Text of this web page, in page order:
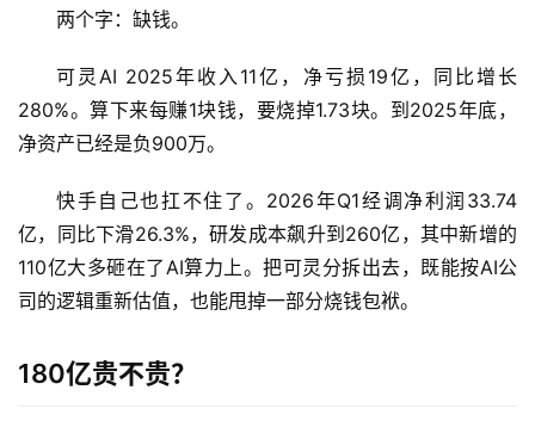
I
两个字：缺钱。
可灵AI 2025年收入11亿，净亏损19亿，同比增长
280%。算下来每赚1块钱，要烧掉1.73块。到2025年底，
净资产已经是负900万。
快手自己也扛不住了。2026年Q1经调净利润33.74
亿，同比下滑26.3%，研发成本飙升到260亿，其中新增的
110亿大多砸在了AI算力上。把可灵分拆出去，既能按AI公
司的逻辑重新估值，也能甩掉一部分烧钱包袱。
180亿贵不贵？